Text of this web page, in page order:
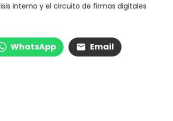
interno y el circuito de firmas digitales
WhatsApp Email